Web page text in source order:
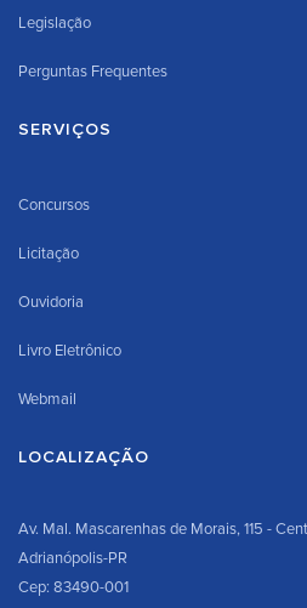
Legislação
Perguntas Frequentes
SERVIÇOS
Concursos
Licitação
Ouvidoria
Livro Eletrônico
Webmail
LOCALIZAÇÃO
Av. Mal. Mascarenhas de Morais, 115 -
Adrianópolis-PR
Cep: 83490-001